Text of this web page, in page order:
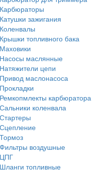
Карбюраторы
Катушки зажигания
Коленвалы
Крышки топливного бака
Маховики
Насосы маслянные
Натяжители цепи
Привод маслонасоса
Прокладки
Ремкопмлекты карбюратора
Сальники коленвала
Стартеры
Сцепление
Тормоз
Фильтры воздушные
ЦПГ
Шланги топливные